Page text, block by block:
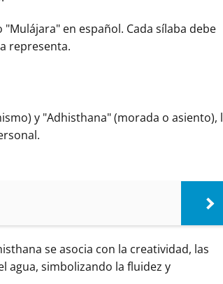
en español. Cada sílaba debe
representa.
y "Adhisthana" (morada o asiento),
se asocia con la creatividad, las
agua, simbolizando la fluidez y